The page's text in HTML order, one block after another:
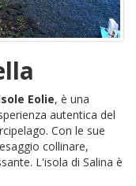
Eolie, è una
autentica del
Con le sue
collinare,
L'isola di Salina è